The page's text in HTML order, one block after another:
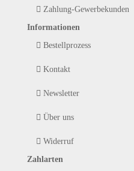
Zahlung-Gewerbekunden
Informationen
Bestellprozess
Kontakt
Newsletter
Über uns
Widerruf
Zahlarten